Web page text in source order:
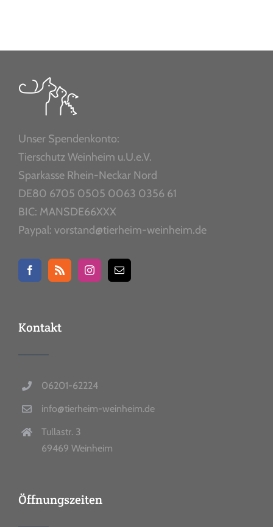
Unser Spendenkonto:
Tierschutz Weinheim u.U.e.V.
Sparkasse Rhein-Neckar Nord
DE80 6705 0505 0063 0356 61
BIC: MANSDE66XXX
Paypal: vorstand@tierheim-weinheim.de
Kontakt
06201-62224
info@tierheim-weinheim.de
Tullastr. 3
69469 Weinheim
Öffnungszeiten